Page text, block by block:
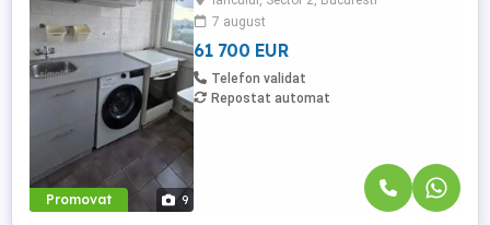
Promovat 9
compartimentată. Zonă foarte bună, cu
acces rapid la transport, magazine, școli
și alte facilități. Se acceptă credit. ...
7 august
61 700 EUR
Telefon validat
Repostat automat